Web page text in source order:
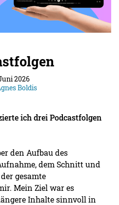
2026
Boldis
ich drei Podcastfolgen
den Aufbau des
dem Schnitt und
gesamte
Mein Ziel war es
Inhalte sinnvoll in